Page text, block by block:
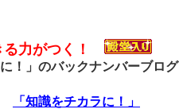
る力がつく！
！」のバックナンバーブログ
「知識をチカラに！」